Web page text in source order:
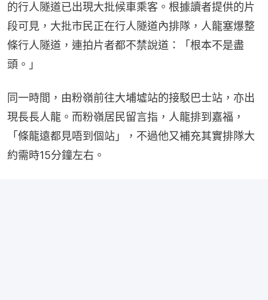
的行人隧道已出現大批候車乘客。根據讀者提供的片
段可見，大批市民正在行人隧道內排隊，人龍塞爆整
條行人隧道，連拍片者都不禁說道：「根本不是盡
頭。」
同一時間，由粉嶺前往大埔墟站的接駁巴士站，亦出
現長長人龍。而粉嶺居民留言指，人龍排到嘉福，
「條龍遠都見唔到個站」，不過他又補充其實排隊大
約需時15分鐘左右。